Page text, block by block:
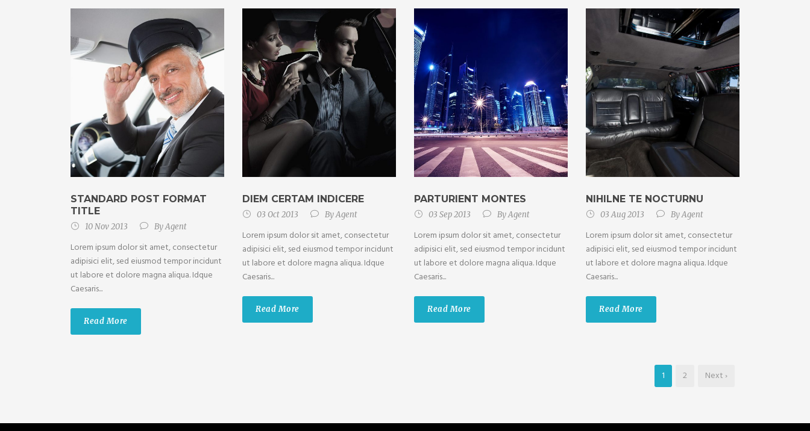
STANDARD POST FORMAT
TITLE
10 Nov 2013 ByAgent
Lorem ipsum dolor sit amet, consectetur
adipisici elit, sed eiusmod tempor incidunt
ut labore et dolore magna aliqua. Idque
Caesaris...
Read More
DIEM CERTAM INDICERE
03 Oct 2013 ByAgent
Lorem ipsum dolor sit amet, consectetur
adipisici elit, sed eiusmod tempor incidunt
ut labore et dolore magna aliqua. Idque
Caesaris...
Read More
PARTURIENT MONTES
03 Sep 2013 ByAgent
Lorem ipsum dolor sit amet, consectetur
adipisici elit, sed eiusmod tempor incidunt
ut labore et dolore magna aliqua. Idque
Caesaris...
Read More
NIHILNE TE NOCTURNU
03 Aug 2013 ByAgent
Lorem ipsum dolor sit amet, consectetur
adipisici elit, sed eiusmod tempor incidunt
ut labore et dolore magna aliqua. Idque
Caesaris...
Read More
1 2 Next ›